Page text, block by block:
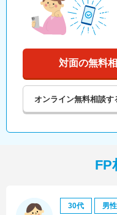
対面の無料
オンライン無料相談す
FP
30代 男性